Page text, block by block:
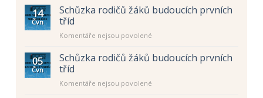
s
názvem
letní
14
Čvn
Schůzka rodičů žáků budoucích prvních
tříd
Komentáře nejsou povolené
s
05
Čvn
Schůzka rodičů žáků budoucích prvních
tříd
Komentáře nejsou povolené